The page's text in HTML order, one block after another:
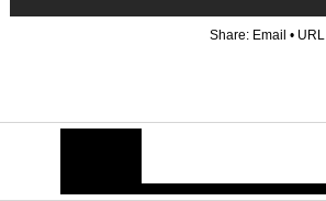
Share: Email • URL